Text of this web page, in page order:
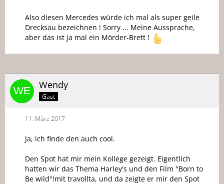
Also diesen Mercedes würde ich mal als super geile
Drecksau bezeichnen ! Sorry ... Meine Aussprache,
aber das ist ja mal ein Mörder-Brett !
Wendy
Gast
11. März 2017
Ja, ich finde den auch cool.
Den Spot hat mir mein Kollege gezeigt. Eigentlich
hatten wir das Thema Harley's und den Film "Born to
Be wild"!mit travollta, und da zeigte er mir den Spot